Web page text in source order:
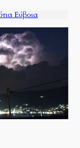
Εύβοια